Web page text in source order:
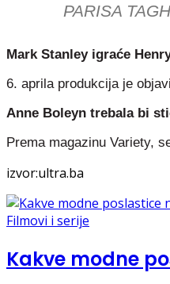
PARISA
Mark Stanley igraće
6. aprila produkcija je
Anne Boleyn trebala bi
Prema magazinu Variety,
izvor:ultra.ba
Filmovi i serije
Kakve modne